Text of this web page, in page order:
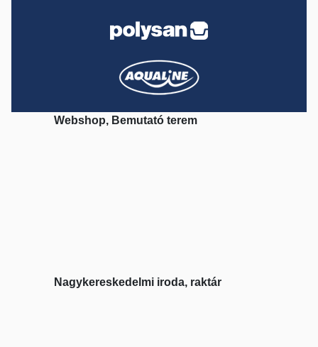
Webshop, Bemutató terem
Nagykereskedelmi iroda, raktár